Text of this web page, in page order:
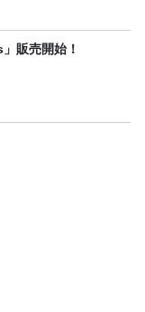
販売開始！